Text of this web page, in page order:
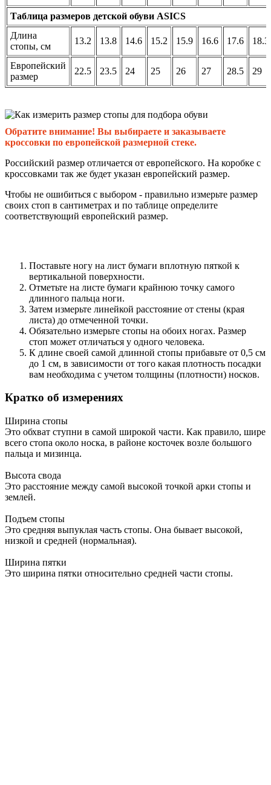
Таблица размеров детской обуви ASICS
Длина
стопы, см
13.2 13.8 14.6 15.2 15.9 16.6 17.6 18.3
Европейский
размер
22.5 23.5 24 25 26 27 28.5 29
Обратите внимание! Вы выбираете и заказываете
кроссовки по европейской размерной стеке.
Российский размер отличается от европейского. На коробке с
кроссовками так же будет указан европейский размер.
Чтобы не ошибиться с выбором - правильно измерьте размер
своих стоп в сантиметрах и по таблице определите
соответствующий европейский размер.
Поставьте ногу на лист бумаги вплотную пяткой к
вертикальной поверхности.
Отметьте на листе бумаги крайнюю точку самого
длинного пальца ноги.
Затем измерьте линейкой расстояние от стены (края
листа) до отмеченной точки.
Обязательно измерьте стопы на обоих ногах. Размер
стоп может отличаться у одного человека.
К длине своей самой длинной стопы прибавьте от 0,5 см
до 1 см, в зависимости от того какая плотность посадки
вам необходима с учетом толщины (плотности) носков.
Кратко об измерениях
Ширина стопы
Это обхват ступни в самой широкой части. Как правило, шире
всего стопа около носка, в районе косточек возле большого
пальца и мизинца.
Высота свода
Это расстояние между самой высокой точкой арки стопы и
землей.
Подъем стопы
Это средняя выпуклая часть стопы. Она бывает высокой,
низкой и средней (нормальная).
Ширина пятки
Это ширина пятки относительно средней части стопы.